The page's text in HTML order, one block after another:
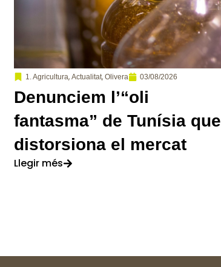
1. Agricultura,Actualitat,Olivera 03/08/2026
Denunciem l’“oli
fantasma” de Tunísia que
distorsiona el mercat
Llegir més